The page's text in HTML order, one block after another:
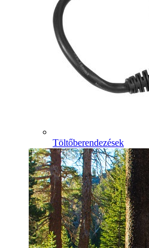
Töltőberendezések